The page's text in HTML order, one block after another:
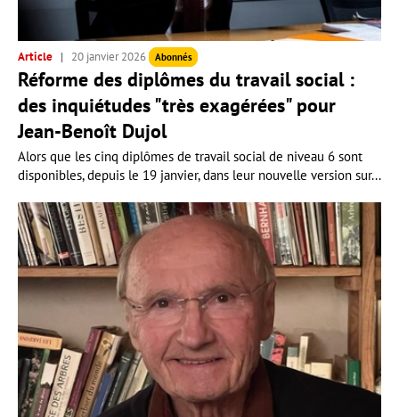
Article 20 janvier 2026 Abonnés
Réforme des diplômes du travail social :
des inquiétudes "très exagérées" pour
Jean-Benoît Dujol
Alors que les cinq diplômes de travail social de niveau 6 sont
disponibles, depuis le 19 janvier, dans leur nouvelle version sur...